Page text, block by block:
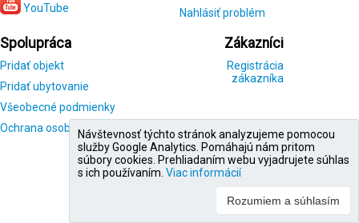
YouTube
Nahlásiť problém
Spolupráca
Pridať objekt
Pridať ubytovanie
Všeobecné podmienky
Ochrana osobných údajov
Zákazníci
Registrácia
zákazníka
Návštevnosť týchto stránok analyzujeme pomocou
služby Google Analytics. Pomáhajú nám pritom
súbory cookies. Prehliadaním webu vyjadrujete súhlas
s ich používaním. Viac informácií